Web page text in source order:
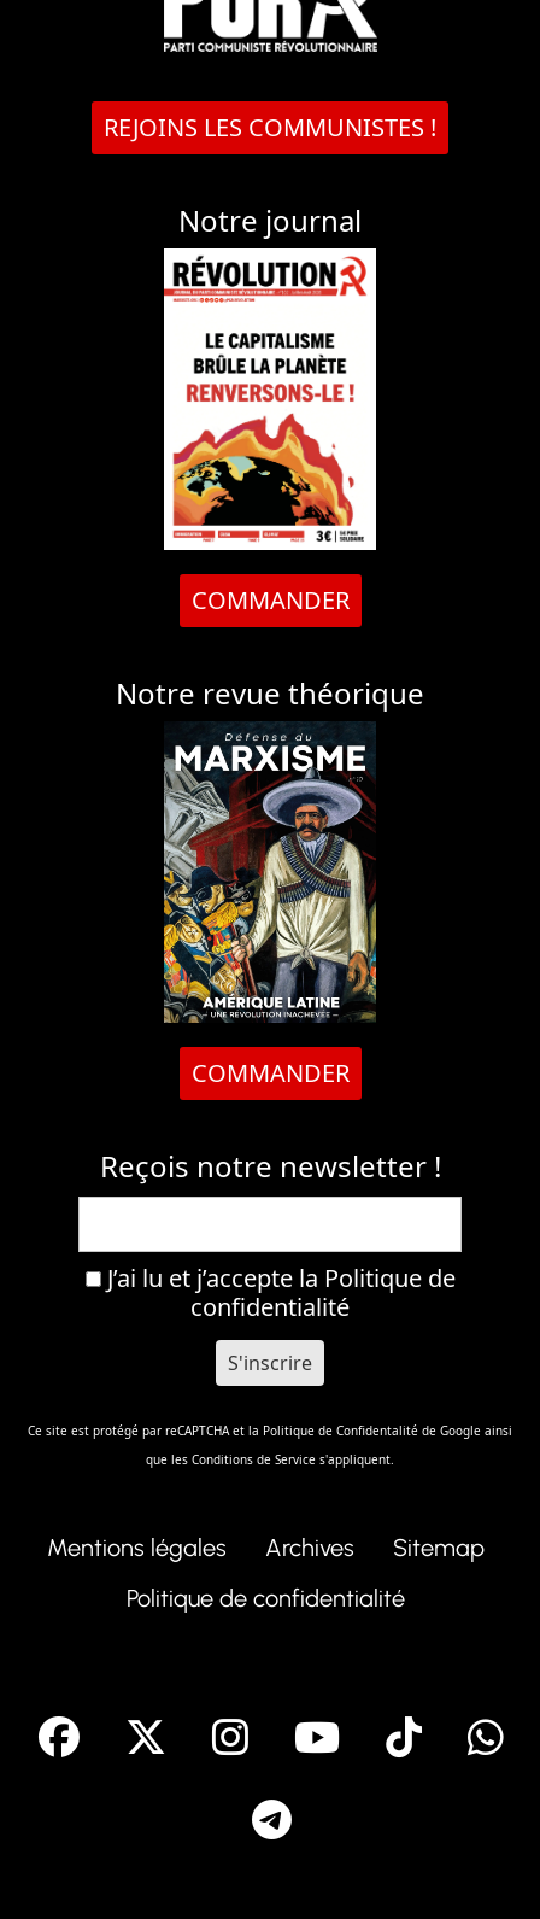
REJOINS LES COMMUNISTES !
Notre journal
COMMANDER
Notre revue théorique
COMMANDER
Reçois notre newsletter !
J’ai lu et j’accepte la Politique de
confidentialité
Ce site est protégé par reCAPTCHA et la Politique de Confidentalité de Google ainsi
que les Conditions de Service s'appliquent.
Mentions légales Archives
Sitemap
Politique de confidentialité
facebook Instagram
Youtube
Tik